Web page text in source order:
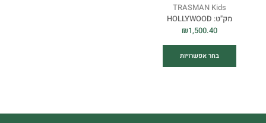
TRASMAN Kids
מק"ט: HOLLYWOOD
₪1,500.40
בחר אפשרויות